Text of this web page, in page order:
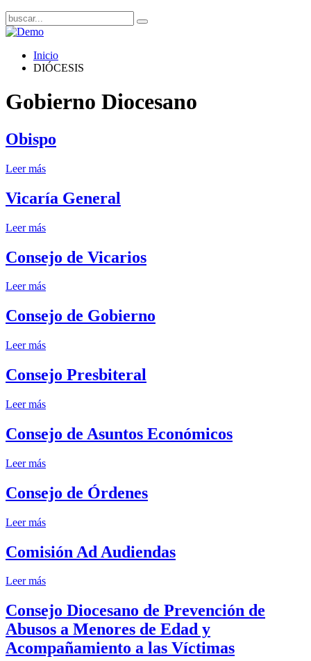
Inicio
DIÓCESIS
Gobierno Diocesano
Obispo
Leer más
Vicaría General
Leer más
Consejo de Vicarios
Leer más
Consejo de Gobierno
Leer más
Consejo Presbiteral
Leer más
Consejo de Asuntos Económicos
Leer más
Consejo de Órdenes
Leer más
Comisión Ad Audiendas
Leer más
Consejo Diocesano de Prevención de
Abusos a Menores de Edad y
Acompañamiento a las Víctimas